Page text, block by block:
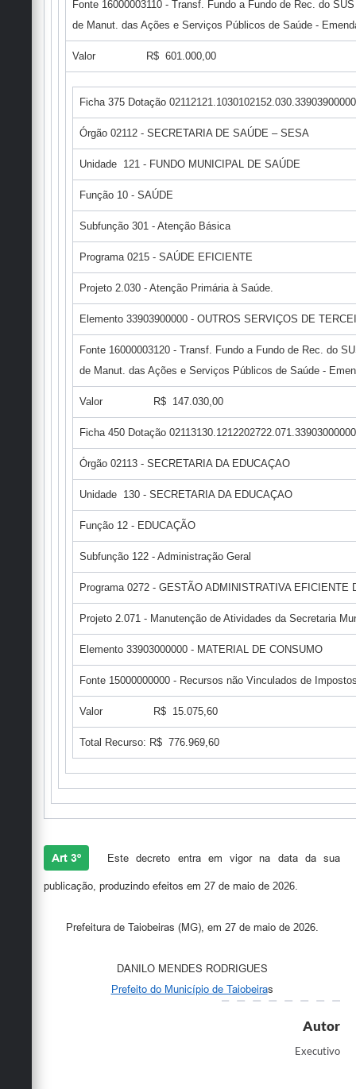
Fonte 16000003110 - Transf. Fundo a Fundo de Rec. do
de Manut. das Ações e Serviços Públicos de Saúde -
Valor R$ 601.000,00
Ficha 375 Dotação 02112121.1030102152.030.33903900000
Órgão 02112 - SECRETARIA DE SAÚDE – SESA
Unidade 121 - FUNDO MUNICIPAL DE SAÚDE
Função 10 - SAÚDE
Subfunção 301 - Atenção Básica
Programa 0215 - SAÚDE EFICIENTE
Projeto 2.030 - Atenção Primária à Saúde.
Elemento 33903900000 - OUTROS SERVIÇOS DE
Fonte 16000003120 - Transf. Fundo a Fundo de Rec. do
de Manut. das Ações e Serviços Públicos de Saúde -
Valor R$ 147.030,00
Ficha 450 Dotação 02113130.1212202722.071.33903000000
Órgão 02113 - SECRETARIA DA EDUCAÇAO
Unidade 130 - SECRETARIA DA EDUCAÇAO
Função 12 - EDUCAÇÃO
Subfunção 122 - Administração Geral
Programa 0272 - GESTÃO ADMINISTRATIVA EFICIENTE
Projeto 2.071 - Manutenção de Atividades da Secretaria
Elemento 33903000000 - MATERIAL DE CONSUMO
Fonte 15000000000 - Recursos não Vinculados de
Valor R$ 15.075,60
Total Recurso: R$ 776.969,60
Art 3º Este decreto entra em vigor na data da sua
publicação, produzindo efeitos em 27 de maio de 2026.
Prefeitura de Taiobeiras (MG), em 27 de maio de 2026.
DANILO MENDES RODRIGUES
Prefeito do Município de Taiobeiras
Autor
Executivo